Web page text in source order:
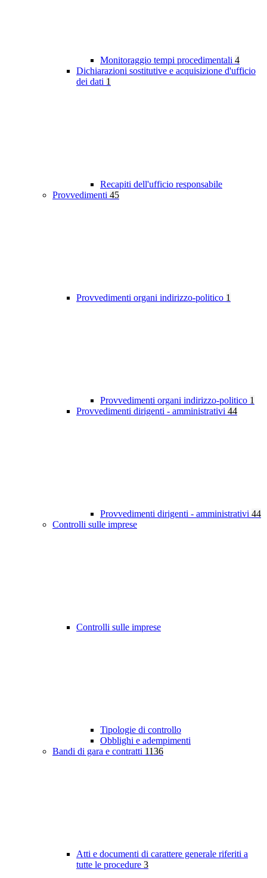
Monitoraggio tempi procedimentali 4
Dichiarazioni sostitutive e acquisizione d'ufficio
dei dati 1
Recapiti dell'ufficio responsabile
Provvedimenti 45
Provvedimenti organi indirizzo-politico 1
Provvedimenti organi indirizzo-politico 1
Provvedimenti dirigenti - amministrativi 44
Provvedimenti dirigenti - amministrativi 44
Controlli sulle imprese
Controlli sulle imprese
Tipologie di controllo
Obblighi e adempimenti
Bandi di gara e contratti 1136
Atti e documenti di carattere generale riferiti a
tutte le procedure 3